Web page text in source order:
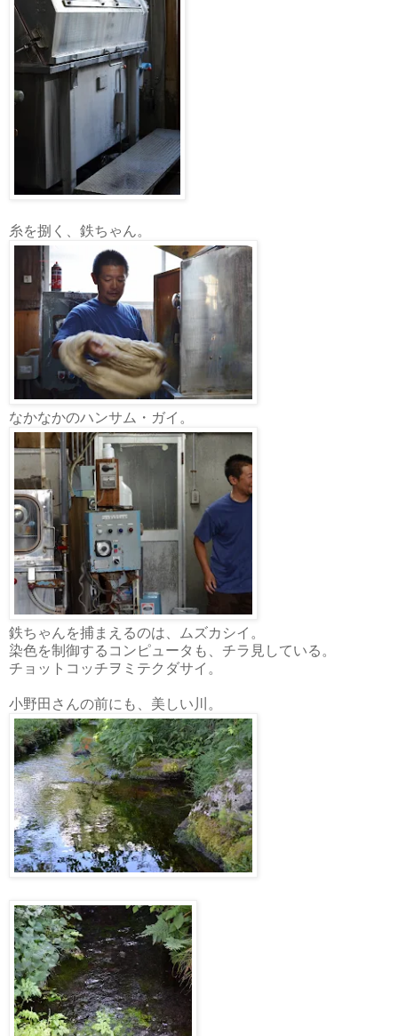
糸を捌く、鉄ちゃん。
なかなかのハンサム・ガイ。
鉄ちゃんを捕まえるのは、ムズカシイ。
染色を制御するコンピュータも、チラ見している。
チョットコッチヲミテクダサイ。
小野田さんの前にも、美しい川。